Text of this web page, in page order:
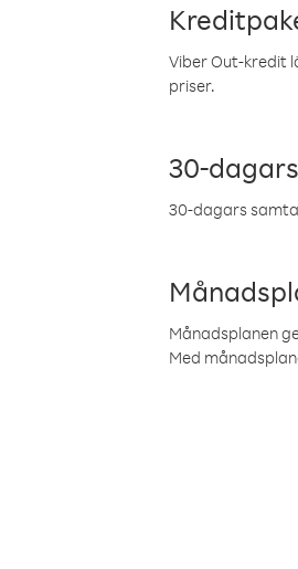
Viber Out-kredit
priser.
30-
30-dagars
Månadsplanen
Med